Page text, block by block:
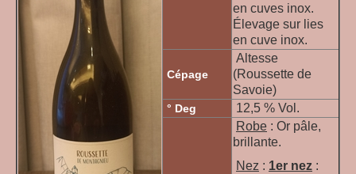
en cuves inox.
Élevage sur lies
en cuve inox.
Cépage
Altesse
(Roussette de
Savoie)
° Deg 12,5 % Vol.
Robe : Or pâle,
brillante.
Nez : 1er nez :